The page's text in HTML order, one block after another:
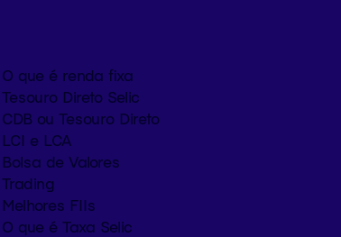
O que é renda fixa
Tesouro Direto Selic
CDB ou Tesouro Direto
LCI e LCA
Bolsa de Valores
Trading
Melhores FIIs
O que é Taxa Selic